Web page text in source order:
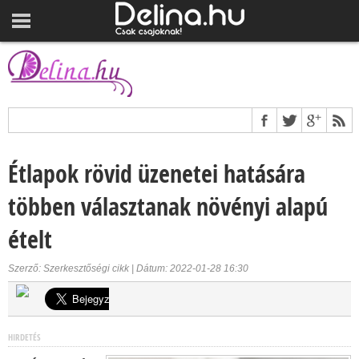
Étlapok rövid üzenetei hatására
többen választanak növényi alapú
ételt
Szerző: Szerkesztőségi cikk | Dátum: 2022-01-28 16:30
HIRDETÉS